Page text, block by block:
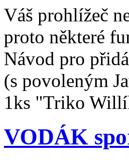
Váš prohlížeč
proto některé
Návod pro
(s povoleným
1ks "Triko
VODÁK